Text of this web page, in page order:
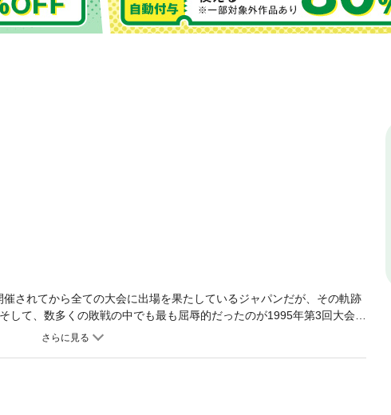
されてから全ての大会に出場を果たしているジャパンだが、その軌跡
して、数多くの敗戦の中でも最も屈辱的だったのが1995年第3回大会の
れから4年間、失ったジャパンのプライドを取り戻すために増保輝